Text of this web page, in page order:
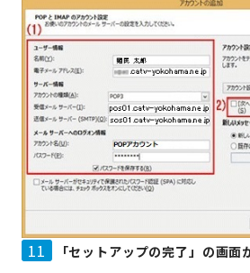
11 「セットアップの完了」の画面